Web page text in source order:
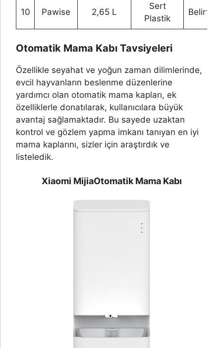
10 Pawise 2,65 L
Sert
Plastik
Otomatik Mama Kabı Tavsiyeleri
Özellikle seyahat ve yoğun zaman dilimlerinde,
evcil hayvanların beslenme düzenlerine
yardımcı olan otomatik mama kapları, ek
özelliklerle donatılarak, kullanıcılara büyük
avantaj sağlamaktadır. Bu sayede uzaktan
kontrol ve gözlem yapma imkanı tanıyan en iyi
mama kaplarını, sizler için araştırdık ve
listeledik.
Xiaomi MijiaOtomatik Mama Kabı